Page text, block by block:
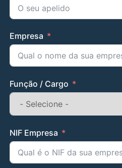
Empresa
Função / Cargo
NIF Empresa